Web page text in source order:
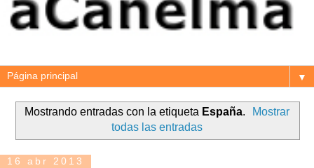
▼
Mostrando entradas con la etiqueta España.
Mostrar
todas las entradas
16 abr 2013